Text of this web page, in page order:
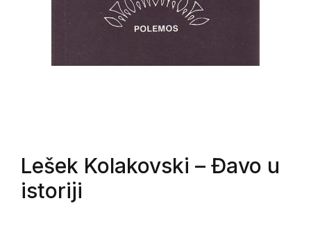
Lešek Kolakovski – Đavo u
istoriji